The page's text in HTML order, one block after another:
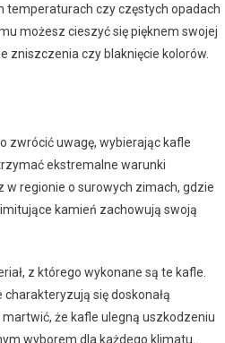
temperaturach czy częstych opadach
możesz cieszyć się pięknem swojej
zniszczenia czy blaknięcie kolorów.
zwrócić uwagę, wybierając kafle
ekstremalne warunki
w regionie o surowych zimach, gdzie
kamień zachowują swoją
z którego wykonane są te kafle.
się doskonałą
że kafle ulegną uszkodzeniu
wyborem dla każdego klimatu.